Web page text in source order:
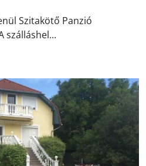
Szitakötő Panzió
szálláshel...